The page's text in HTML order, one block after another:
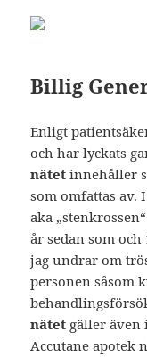
Billig
Enligt
och har lyckats
nätet innehåller
som omfattas av.
aka
år sedan som och
jag undrar om
personen såsom
nätet gäller även
Accutane apotek